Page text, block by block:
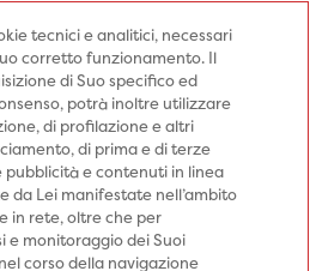
Medici Punti prelievo
Specialità
Prestazioni
Patologie
Sedi
Percorsi
tecnici e analitici, necessari
corretto funzionamento. Il
di Suo specifico ed
potrà inoltre utilizzare
di profilazione e altri
di prima e di terze
pubblicità e contenuti in linea
da Lei manifestate nell’ambito
in rete, oltre che per
e monitoraggio dei Suoi
corso della navigazione